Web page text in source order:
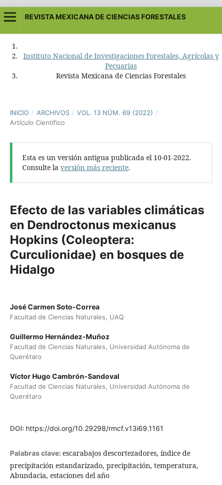
REVISTA MEXICANA DE CIENCIAS FORESTALES
Instituto Nacional de Investigaciones Forestales, Agrícolas y
Pecuarias
Revista Mexicana de Ciencias Forestales
INICIO / ARCHIVOS / VOL. 13 NÚM. 69 (2022) /
Artículo Científico
Esta es un versión antigua publicada el 10-01-2022.
Consulte la versión más reciente.
Efecto de las variables climáticas
en Dendroctonus mexicanus
Hopkins (Coleoptera:
Curculionidae) en bosques de
Hidalgo
José Carmen Soto-Correa
Facultad de Ciencias Naturales, UAQ
Guillermo Hernández-Muñoz
Facultad de Ciencias Naturales, Universidad Autónoma de
Querétaro
Víctor Hugo Cambrón-Sandoval
Facultad de Ciencias Naturales, Universidad Autónoma de
Querétaro
DOI: https://doi.org/10.29298/rmcf.v13i69.1161
Palabras clave: escarabajos descortezadores, índice de
precipitación estandarizado, precipitación, temperatura,
Abundacia, estaciones del año